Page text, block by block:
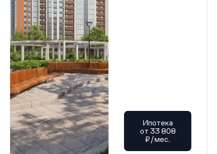
Ипотека
от 33 808
₽/мес.